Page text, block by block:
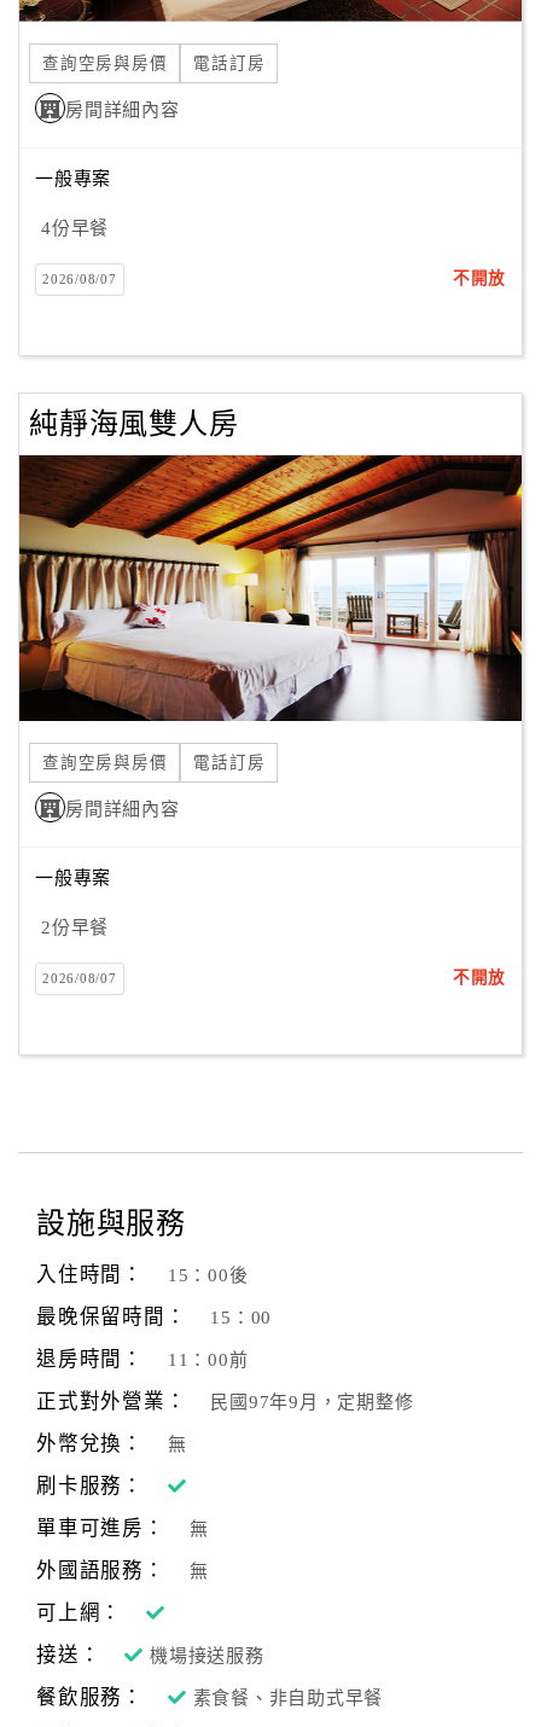
合
作
提
案
店
作
商
合
作
伴
計
劃
品
宣
傳
查詢空房與房價 電話訂房
房間詳細內容
一般專案
4份早餐
2026/08/07 不開放
純靜海風雙人房
查詢空房與房價 電話訂房
房間詳細內容
一般專案
2份早餐
2026/08/07 不開放
設施與服務
入住時間： 15：00後
最晚保留時間： 15：00
退房時間： 11：00前
正式對外營業： 民國97年9月，定期整修
外幣兌換： 無
刷卡服務：
單車可進房：
無
外國語服務： 無
可上網：
接送：
機場接送服務
餐飲服務： 素食餐、非自助式早餐